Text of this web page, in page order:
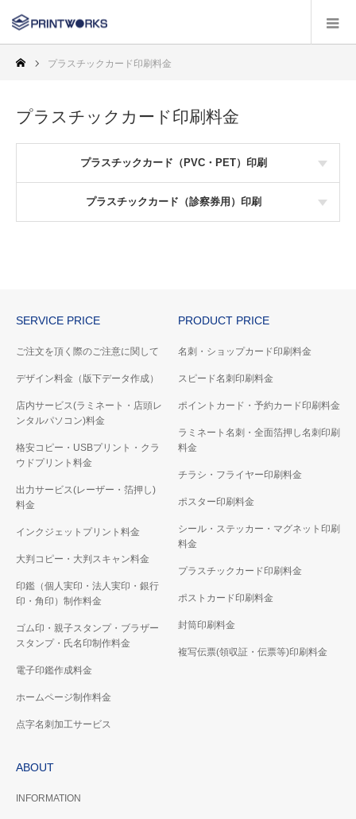
プラスチックカード印刷料金
プラスチックカード印刷料金
プラスチックカード（PVC・PET）印刷
プラスチックカード（診察券用）印刷
SERVICE PRICE
ご注文を頂く際のご注意に関して
デザイン料金（版下データ作成）
店内サービス(ラミネート・店頭レ
ンタルパソコン)料金
格安コピー・USBプリント・クラ
ウドプリント料金
出力サービス(レーザー・箔押し)
料金
インクジェットプリント料金
大判コピー・大判スキャン料金
印鑑（個人実印・法人実印・銀行
印・角印）制作料金
ゴム印・親子スタンプ・ブラザー
スタンプ・氏名印制作料金
電子印鑑作成料金
ホームページ制作料金
点字名刺加工サービス
PRODUCT PRICE
名刺・ショップカード印刷料金
スピード名刺印刷料金
ポイントカード・予約カード印刷料金
ラミネート名刺・全面箔押し名刺印刷
料金
チラシ・フライヤー印刷料金
ポスター印刷料金
シール・ステッカー・マグネット印刷
料金
プラスチックカード印刷料金
ポストカード印刷料金
封筒印刷料金
複写伝票(領収証・伝票等)印刷料金
ABOUT
INFORMATION